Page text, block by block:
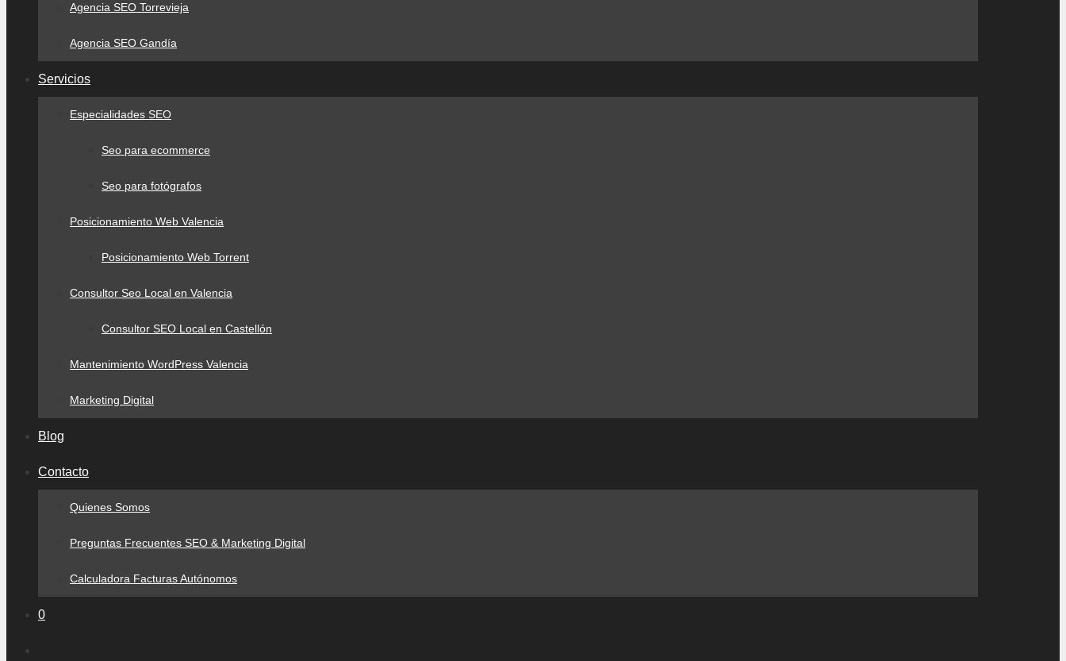
Agencia SEO Torrevieja
Agencia SEO Gandía
Servicios
Especialidades SEO
Seo para ecommerce
Seo para fotógrafos
Posicionamiento Web Valencia
Posicionamiento Web Torrent
Consultor Seo Local en Valencia
Consultor SEO Local en Castellón
Mantenimiento WordPress Valencia
Marketing Digital
Blog
Contacto
Quienes Somos
Preguntas Frecuentes SEO & Marketing Digital
Calculadora Facturas Autónomos
0